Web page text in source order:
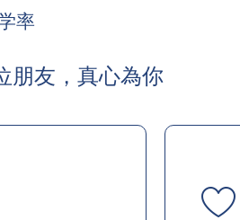
率
朋友，真心為你